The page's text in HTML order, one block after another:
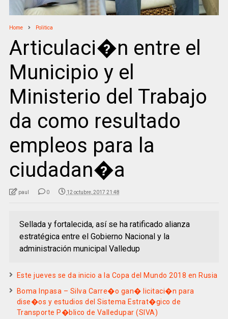
Home Politica
Articulaci�n entre el
Municipio y el
Ministerio del Trabajo
da como resultado
empleos para la
ciudadan�a
paul 0 12 octubre, 2017 21:48
Sellada y fortalecida, así se ha ratificado alianza
estratégica entre el Gobierno Nacional y la
administración municipal Valledup
Este jueves se da inicio a la Copa del Mundo 2018 en Rusia
Boma Inpasa – Silva Carre�o gan� licitaci�n para
dise�os y estudios del Sistema Estrat�gico de
Transporte P�blico de Valledupar (SIVA)